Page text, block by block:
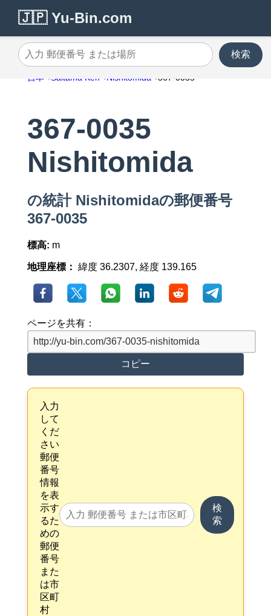
🇯🇵 Yu-Bin.com
入力 郵便番号 または場所
検索
日本 Saitama Ken Nishitomida 367-0035
367-0035
Nishitomida
の統計 Nishitomidaの郵便番号
367-0035
標高: m
地理座標： 緯度 36.2307, 経度 139.165
ページを共有：
コピー
入力
して
くだ
さい
郵便
番号
情報
を表
示す
るた
めの
郵便
番号
また
は市
区町
村
検
索